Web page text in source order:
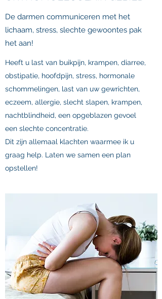
De darmen communiceren met het
lichaam, stress, slechte gewoontes pak
het aan!
Heeft u last van buikpijn, krampen, diarree,
obstipatie, hoofdpijn, stress, hormonale
schommelingen, last van uw gewrichten,
eczeem, allergie, slecht slapen, krampen,
nachtblindheid, een opgeblazen gevoel
een slechte concentratie.
Dit zijn allemaal klachten waarmee ik u
graag help. Laten we samen een plan
opstellen!